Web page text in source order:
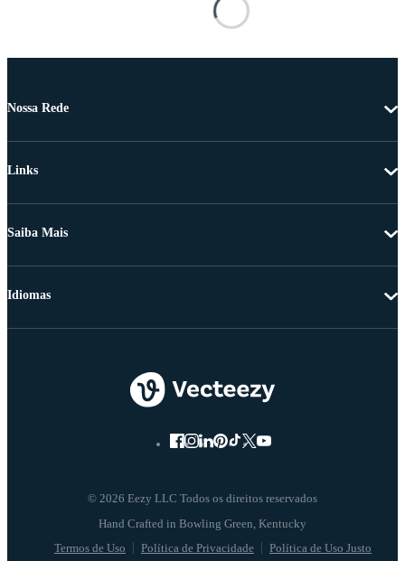
Nossa Rede
Links
Saiba Mais
© 2026 Eezy LLC Todos os direitos reservados
Termos de Uso Política de Privacidade Política de Uso Justo
Idiomas